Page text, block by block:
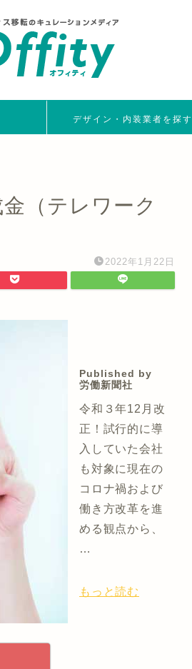
デザイン・内装業者を探す
（テレワーク
2022年1月22日
Published by
労働新聞社
令和３年12月改
正！試行的に導
入していた会社
も対象に現在の
コロナ禍および
働き方改革を進
める観点から、
…
もっと読む